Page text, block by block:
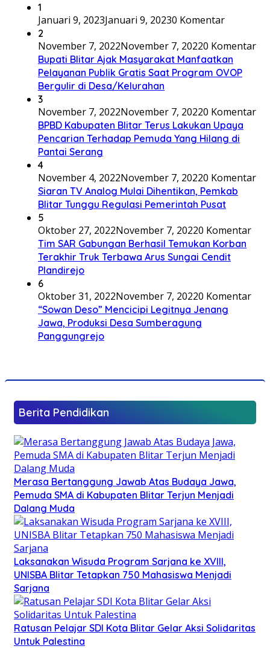
1
Januari 9, 2023Januari 9, 20230 Komentar
2
November 7, 2022November 7, 20220 Komentar
Bupati Blitar Ajak Masyarakat Manfaatkan
Pelayanan Publik Gratis Saat Program OVOP
Bergulir di Desa/Kelurahan
3
November 7, 2022November 7, 20220 Komentar
BPBD Kabupaten Blitar Terus Lakukan Upaya
Pencarian Terhadap Pemuda Yang Hilang di
Pantai Serang
4
November 4, 2022November 7, 20220 Komentar
Siaran TV Analog Mulai Dihentikan, Pemkab
Blitar Tunggu Regulasi Pemerintah Pusat
5
Oktober 27, 2022November 7, 20220 Komentar
Tim SAR Gabungan Berhasil Temukan Korban
Terakhir Truk Terbawa Arus Sungai Cendit
Plandirejo
6
Oktober 31, 2022November 7, 20220 Komentar
“Sowan Deso” Mencicipi Legitnya Jenang
Jawa, Produksi Desa Sumberagung
Panggungrejo
Berita Pendidikan
Merasa Bertanggung Jawab Atas Budaya Jawa,
Pemuda SMA di Kabupaten Blitar Terjun Menjadi
Dalang Muda
Laksanakan Wisuda Program Sarjana ke XVIII,
UNISBA Blitar Tetapkan 750 Mahasiswa Menjadi
Sarjana
Ratusan Pelajar SDI Kota Blitar Gelar Aksi Solidaritas
Untuk Palestina